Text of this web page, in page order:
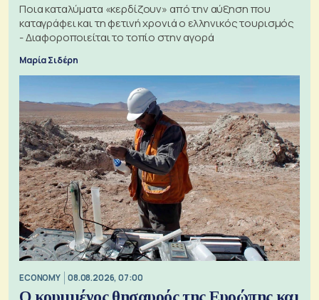
Ποια καταλύματα «κερδίζουν» από την αύξηση που
καταγράφει και τη φετινή χρονιά ο ελληνικός τουρισμός
- Διαφοροποιείται το τοπίο στην αγορά
Μαρία Σιδέρη
ECONOMY 08.08.2026, 07:00